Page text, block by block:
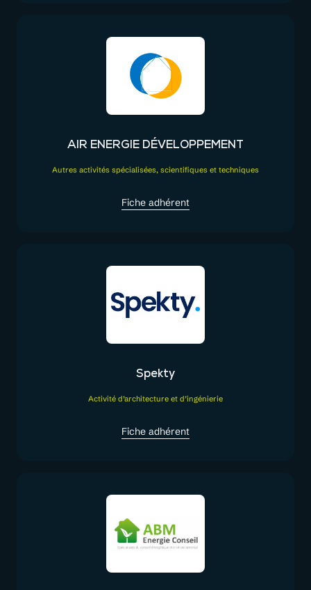
AIR ENERGIE DÉVELOPPEMENT
Autres activités spécialisées, scientifiques et techniques
Fiche adhérent
Spekty
Activité d’architecture et d’ingénierie
Fiche adhérent